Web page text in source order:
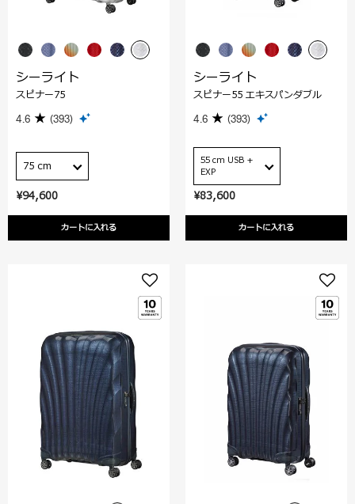
¥94,600
カートに入れる
シーライト
スピナー75
4.6 (393)
75 cm
¥83,600
カートに入れる
シーライト
スピナー55 エキスパンダブル
4.6 (393)
55 cm USB +
EXP